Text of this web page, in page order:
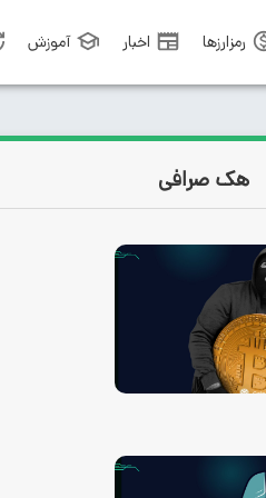
رمزارزها اخبار آموزش
هک صرافی